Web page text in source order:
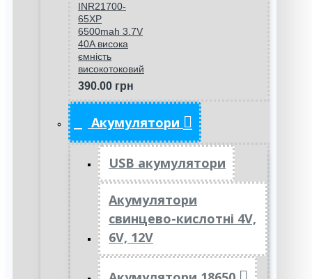
INR21700-
65XP
6500mah 3.7V
40A висока
ємність
високотоковий
390.00 грн
Акумулятори
USB акумулятори
Акумулятори
свинцево-кислотні 4V,
6V, 12V